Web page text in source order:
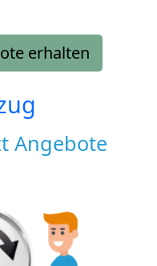
erhalten
Angebote